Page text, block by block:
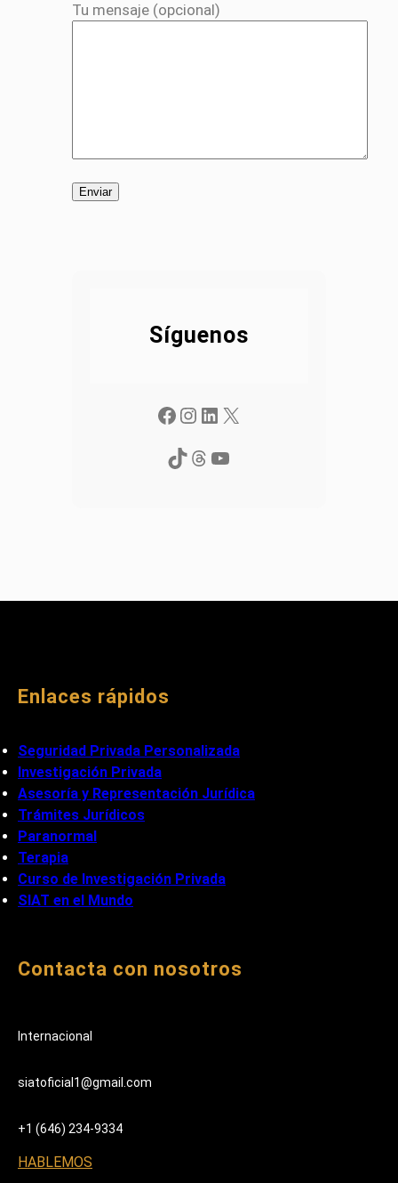
Tu mensaje (opcional)
Síguenos
Facebook Instagram LinkedIn X
TikTok
Threads YouTube
Enlaces rápidos
Seguridad Privada Personalizada
Investigación Privada
Asesoría y Representación Jurídica
Trámites Jurídicos
Paranormal
Terapia
Curso de Investigación Privada
SIAT en el Mundo
Contacta con nosotros
Internacional
siatoficial1@gmail.com
+1 (646) 234-9334
HABLEMOS